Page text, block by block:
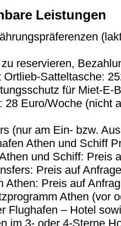
Leistungen
reservieren,
Ortlieb-Satteltasche:
für Miet-E-
28 Euro/Woche (nicht
(nur am Ein- bzw.
Athen und Schiff
und Schiff: Preis
Preis auf Anfrage
Athen: Preis auf
Athen (vor
Flughafen – Hotel
im 3- oder 4-Sterne